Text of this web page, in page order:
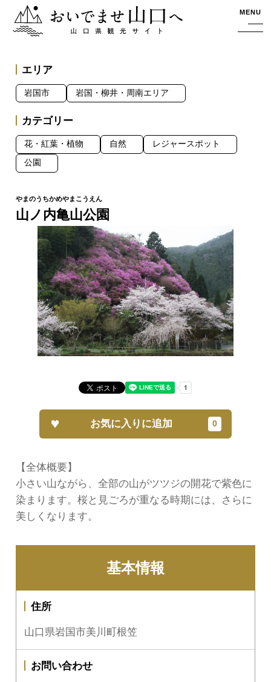
おいでませ山口へー山口県観光サイト MENU
山ノ内亀山公園
【全体概要】
小さい山ながら、全部の山がツツジの開花で紫色に
染まります。桜と見ごろが重なる時期には、さらに
美しくなります。
お気に入りに追加
エリア
岩国市 岩国・柳井・周南エリア
カテゴリー
花・紅葉・植物 自然 レジャースポット
公園
基本情報
住所
山口県岩国市美川町根笠
お問い合わせ